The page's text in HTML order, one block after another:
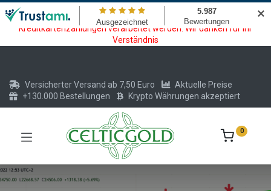
Wartungsarbeiten am Kreditkarten und Krypto Bezahlmodul. In der
Zeit vom 20.07. - 09.08.2026 können keine Krypto oder
Kreditkartenzahlungen verarbeitet werden. Wir danken für Ihr
Verständnis
Versicherter Versand ab 7,50 Euro
Aktuelle Preise
+130.000 Bestellungen
Krypto Währungen akzeptiert
0
✕